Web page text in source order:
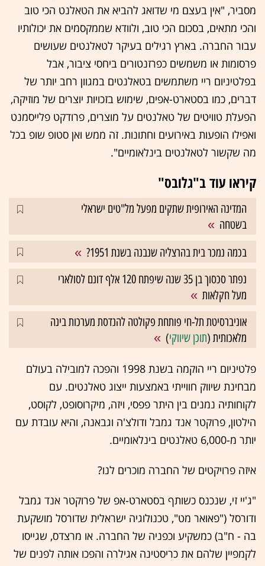
מסביר, "אין בעצם מי שדואג להביא את הטאלנט הכי טוב
והכי מתאים, בסכום הכי טוב, ולוודא שממקסמים את יכולותיו
עבור החברה. בארץ רגילים בעיקר לטאלנטים שעושים
פרסומות או משמשים כפרזנטורים ביחסי ציבור, אבל
בפלטיניום ריי משתמשים בטאלנטים במגוון רחב יותר של
דברים, כמו בסטארט-אפים, שימוש בזכויות יוצרים של מוזיקה,
הפעלת טוויטים של טאלנטים על מוצרים, פרודקט פלייסמנט
ואפילו הופעות באירועים וחתונות. זה ממש ואן סטופ שופ בכל
מה שקשור לטאלנטים בינלאומיים".
קיראו עוד ב"גלובס"
המדינה האירופית שתקים מפעל מל"טים ישראלי
בשטחה
בכמה נמכר בית בהרצליה שנבנה בשנת 1951?
נפתר סכסוך בן 35 שנה שיפתח 120 אלף דונם לסולארי
מעל חקלאות
אוניברסיטת תל-חי פותחת פקולטה להנדסת מערכות בינה
מלאכותית (תוכן שיווקי)
פלטיניום ריי הוקמה בשנת 1998 והפכה למובילה בעולם
מבחינת שיווק חווייתי באמצעות ייצוג טאלנטים. עם
לקוחותיה נמנים בין היתר פפסי, ויזה, מיקרוסופט, לקוסט,
הילטון, פרוקטר אנד גמבל ודולצ'ה וגבאנה, והיא עובדת עם
יותר מ-6,000 טאלנטים בינלאומיים.
איזה פרויקטים של החברה מוכרים לנו?
"ג'יי זי, שנכנס כשותף בסטארט-אפ של פרוקטר אנד גמבל
ודורסל ("פאואר מט", טכנולוגיה ישראלית שדורסל מושקעת
בה - ח"ב) כמשקיע וכפניה של החברה. או מרצדס, שגייסו
לקמפיין שלהם את כריסטינה אגילרה והפכו אותה לפנים של